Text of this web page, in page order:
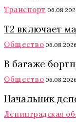
Транспорт
Т2 включает
Общество
В багаже
Общество
Начальник
Ленинградская